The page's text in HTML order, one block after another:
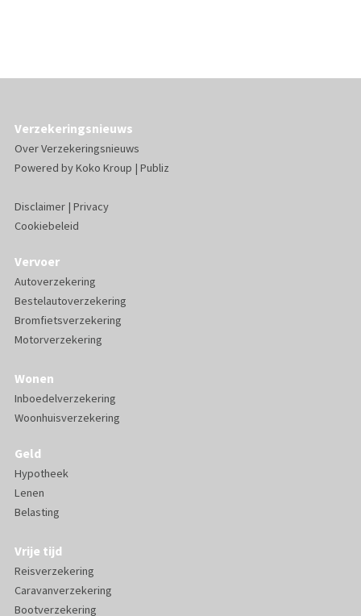
Verzekeringsnieuws
Over Verzekeringsnieuws
Powered byKoko Kroup | Publiz
Disclaimer| Privacy
Cookiebeleid
Vervoer
Autoverzekering
Bestelautoverzekering
Bromfietsverzekering
Motorverzekering
Wonen
Inboedelverzekering
Woonhuisverzekering
Geld
Hypotheek
Lenen
Belasting
Vrije tijd
Reisverzekering
Caravanverzekering
Bootverzekering